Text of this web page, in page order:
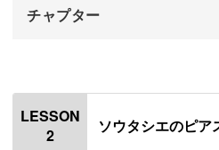
いきましょう。
チャプター
はじめに
ソウタシエの歴史
LESSON
2
ソウタシエのピア